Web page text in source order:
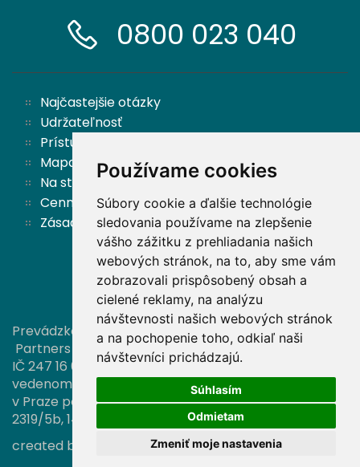
Používame cookies
Súbory cookie a ďalšie technológie
sledovania používame na zlepšenie
vášho zážitku z prehliadania našich
webových stránok, na to, aby sme vám
zobrazovali prispôsobený obsah a
cielené reklamy, na analýzu
návštevnosti našich webových stránok
a na pochopenie toho, odkiaľ naši
návštevníci prichádzajú.
Súhlasím
Odmietam
Zmeniť moje nastavenia
0800 023 040
Najčastejšie otázky
Udržateľnosť
Prístupnosť
Mapa stránok
Na stiahnutie
Cenník
Zásady ochrany osobných údajov a cookies
Späť hore
Prevádzkovateľom tejto stránky je spoločnosť
Partners investiční společnost, a. s.,
IČ 247 16 006, zapísaná v obchodnom registri
vedenom Městským soudem
v Praze pod sp. zn. B 16374, so sídlom Türkova
2319/5b, 149 00 Praha 4.
created by
A-WebSys